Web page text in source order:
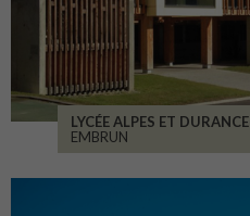
LYCÉE ALPES ET DURANCE
EMBRUN